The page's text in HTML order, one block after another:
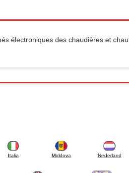
électroniques des chaudières et
Italia Moldova Nederland